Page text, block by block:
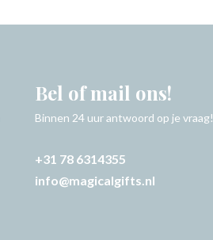
Bel of mail ons!
Binnen 24 uur antwoord op je vraag!
+31 78 6314355
info@magicalgifts.nl